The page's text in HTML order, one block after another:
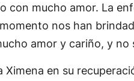
con mucho amor. La
nos han
amor y cariño, y no
en su